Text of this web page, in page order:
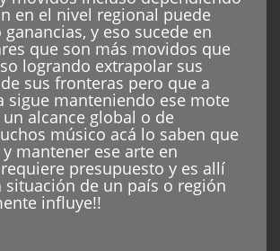
en el nivel regional puede
y eso sucede en
que son más movidos que
logrando extrapolar sus
sus fronteras pero que a
sigue manteniendo ese mote
alcance global o de
músico acá lo saben que
mantener ese arte en
presupuesto y es allí
situación de un país o región
influye!!